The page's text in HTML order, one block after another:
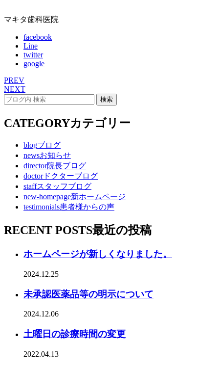
マキタ歯科医院
facebook
Line
twitter
google
PREV
NEXT
CATEGORYカテゴリー
blogブログ
newsお知らせ
director院長ブログ
doctorドクターブログ
staffスタッフブログ
new-homepage新ホームページ
testimonials患者様からの声
RECENT POSTS最近の投稿
ホームページが新しくなりました。
2024.12.25
未承認医薬品等の明示について
2024.12.06
土曜日の診療時間の変更
2022.04.13